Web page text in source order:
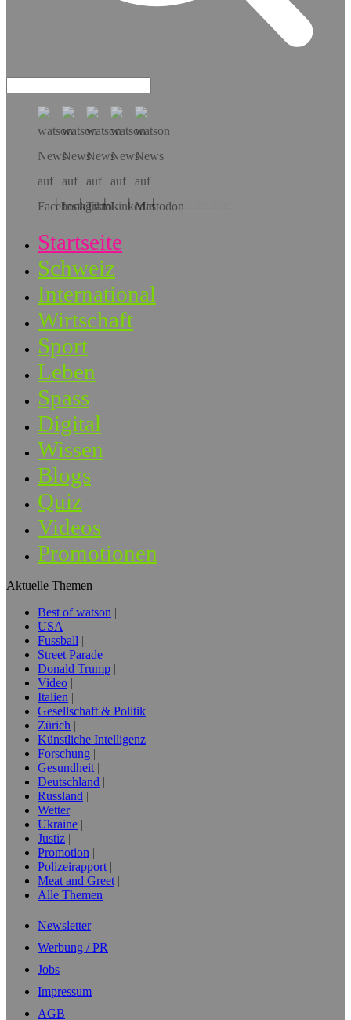
Hol dir die App!
Startseite
Schweiz
International
Wirtschaft
Sport
Leben
Spass
Digital
Wissen
Blogs
Quiz
Videos
Promotionen
Aktuelle Themen
Best of watson
USA
Fussball
Street Parade
Donald Trump
Video
Italien
Gesellschaft & Politik
Zürich
Künstliche Intelligenz
Forschung
Gesundheit
Deutschland
Russland
Wetter
Ukraine
Justiz
Promotion
Polizeirapport
Meat and Greet
Alle Themen
Newsletter
Werbung / PR
Jobs
Impressum
AGB